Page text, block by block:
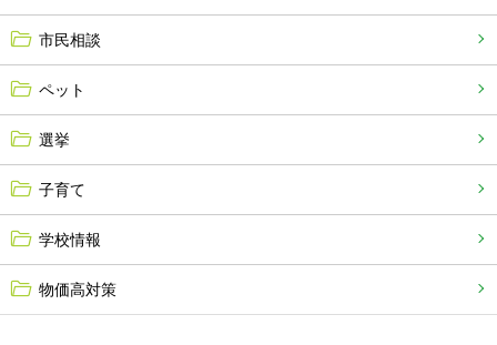
市民相談
ペット
選挙
子育て
学校情報
物価高対策